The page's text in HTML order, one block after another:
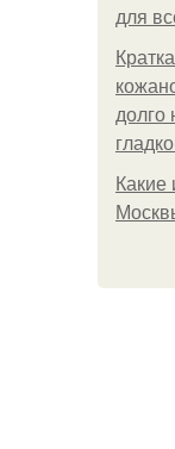
для
долго
Какие